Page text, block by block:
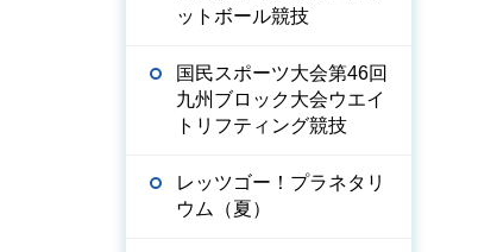
ットボール競技
国民スポーツ大会第46回
九州ブロック大会ウエイ
トリフティング競技
レッツゴー！プラネタリ
ウム（夏）